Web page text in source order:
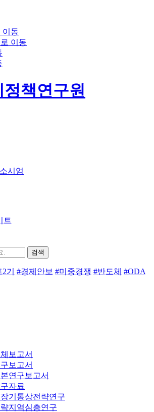
이동
이동
시엄
트
검색
기 #경제안보 #미중경쟁 #반도체 #ODA
보고서
보고서
연구보고서
자료
기통상전략연구
지역심층연구